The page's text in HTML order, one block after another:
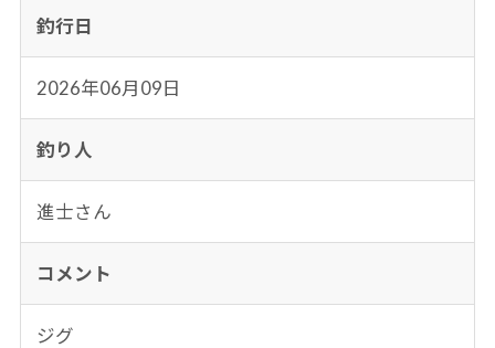
釣行日
2026年06月09日
釣り人
進士さん
コメント
ジグ